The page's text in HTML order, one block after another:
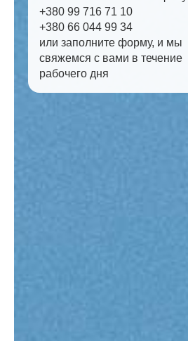
+380 99 716 71 10
+380 66 044 99 34
или заполните форму, и мы
свяжемся с вами в течение
рабочего дня